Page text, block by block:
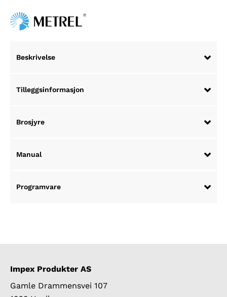
Beskrivelse
Tilleggsinformasjon
Brosjyre
Manual
Programvare
Impex Produkter AS
Gamle Drammensvei 107